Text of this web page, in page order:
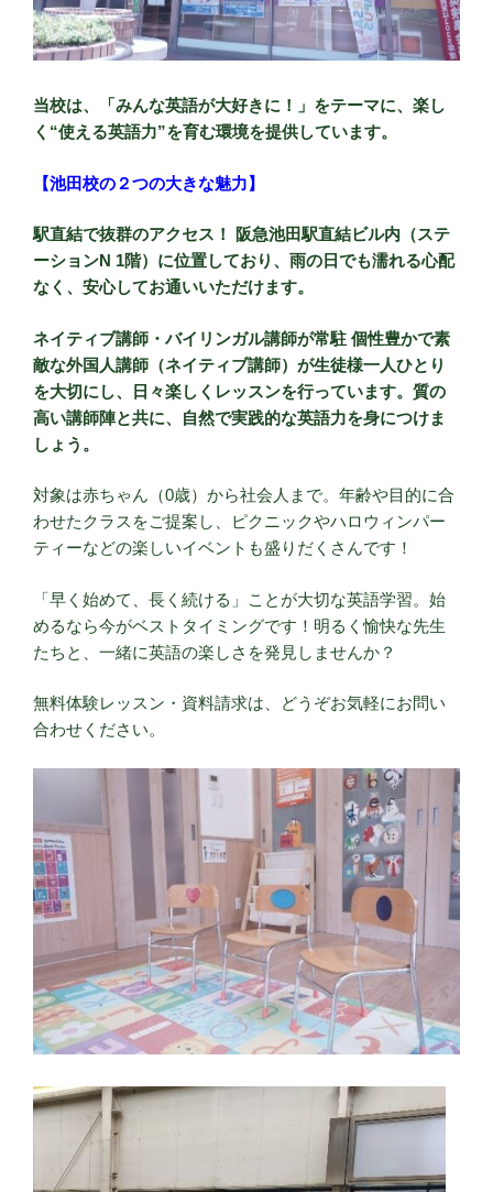
当校は、「みんな英語が大好きに！」をテーマに、楽し
く“使える英語力”を育む環境を提供しています。
【池田校の２つの大きな魅力】
駅直結で抜群のアクセス！ 阪急池田駅直結ビル内（ステ
ーションN 1階）に位置しており、雨の日でも濡れる心配
なく、安心してお通いいただけます。
ネイティブ講師・バイリンガル講師が常駐 個性豊かで素
敵な外国人講師（ネイティブ講師）が生徒様一人ひとり
を大切にし、日々楽しくレッスンを行っています。質の
高い講師陣と共に、自然で実践的な英語力を身につけま
しょう。
対象は赤ちゃん（0歳）から社会人まで。年齢や目的に合
わせたクラスをご提案し、ピクニックやハロウィンパー
ティーなどの楽しいイベントも盛りだくさんです！
「早く始めて、長く続ける」ことが大切な英語学習。始
めるなら今がベストタイミングです！明るく愉快な先生
たちと、一緒に英語の楽しさを発見しませんか？
無料体験レッスン・資料請求は、どうぞお気軽にお問い
合わせください。